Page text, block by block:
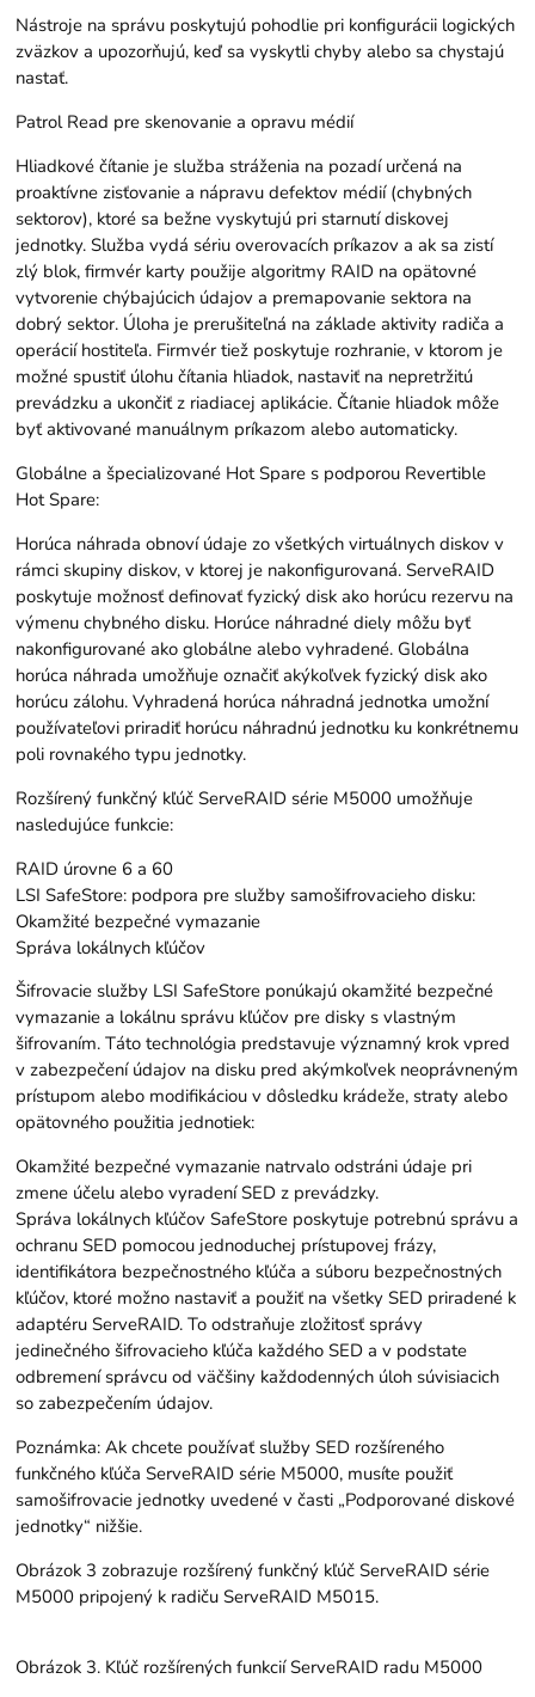
Nástroje na správu poskytujú pohodlie pri konfigurácii logických
zväzkov a upozorňujú, keď sa vyskytli chyby alebo sa chystajú
nastať.
Patrol Read pre skenovanie a opravu médií
Hliadkové čítanie je služba stráženia na pozadí určená na
proaktívne zisťovanie a nápravu defektov médií (chybných
sektorov), ktoré sa bežne vyskytujú pri starnutí diskovej
jednotky. Služba vydá sériu overovacích príkazov a ak sa zistí
zlý blok, firmvér karty použije algoritmy RAID na opätovné
vytvorenie chýbajúcich údajov a premapovanie sektora na
dobrý sektor. Úloha je prerušiteľná na základe aktivity radiča a
operácií hostiteľa. Firmvér tiež poskytuje rozhranie, v ktorom je
možné spustiť úlohu čítania hliadok, nastaviť na nepretržitú
prevádzku a ukončiť z riadiacej aplikácie. Čítanie hliadok môže
byť aktivované manuálnym príkazom alebo automaticky.
Globálne a špecializované Hot Spare s podporou Revertible
Hot Spare:
Horúca náhrada obnoví údaje zo všetkých virtuálnych diskov v
rámci skupiny diskov, v ktorej je nakonfigurovaná. ServeRAID
poskytuje možnosť definovať fyzický disk ako horúcu rezervu na
výmenu chybného disku. Horúce náhradné diely môžu byť
nakonfigurované ako globálne alebo vyhradené. Globálna
horúca náhrada umožňuje označiť akýkoľvek fyzický disk ako
horúcu zálohu. Vyhradená horúca náhradná jednotka umožní
používateľovi priradiť horúcu náhradnú jednotku ku konkrétnemu
poli rovnakého typu jednotky.
Rozšírený funkčný kľúč ServeRAID série M5000 umožňuje
nasledujúce funkcie:
RAID úrovne 6 a 60
LSI SafeStore: podpora pre služby samošifrovacieho disku:
Okamžité bezpečné vymazanie
Správa lokálnych kľúčov
Šifrovacie služby LSI SafeStore ponúkajú okamžité bezpečné
vymazanie a lokálnu správu kľúčov pre disky s vlastným
šifrovaním. Táto technológia predstavuje významný krok vpred
v zabezpečení údajov na disku pred akýmkoľvek neoprávneným
prístupom alebo modifikáciou v dôsledku krádeže, straty alebo
opätovného použitia jednotiek:
Okamžité bezpečné vymazanie natrvalo odstráni údaje pri
zmene účelu alebo vyradení SED z prevádzky.
Správa lokálnych kľúčov SafeStore poskytuje potrebnú správu a
ochranu SED pomocou jednoduchej prístupovej frázy,
identifikátora bezpečnostného kľúča a súboru bezpečnostných
kľúčov, ktoré možno nastaviť a použiť na všetky SED priradené k
adaptéru ServeRAID. To odstraňuje zložitosť správy
jedinečného šifrovacieho kľúča každého SED a v podstate
odbremení správcu od väčšiny každodenných úloh súvisiacich
so zabezpečením údajov.
Poznámka: Ak chcete používať služby SED rozšíreného
funkčného kľúča ServeRAID série M5000, musíte použiť
samošifrovacie jednotky uvedené v časti „Podporované diskové
jednotky“ nižšie.
Obrázok 3 zobrazuje rozšírený funkčný kľúč ServeRAID série
M5000 pripojený k radiču ServeRAID M5015.
Obrázok 3. Kľúč rozšírených funkcií ServeRAID radu M5000